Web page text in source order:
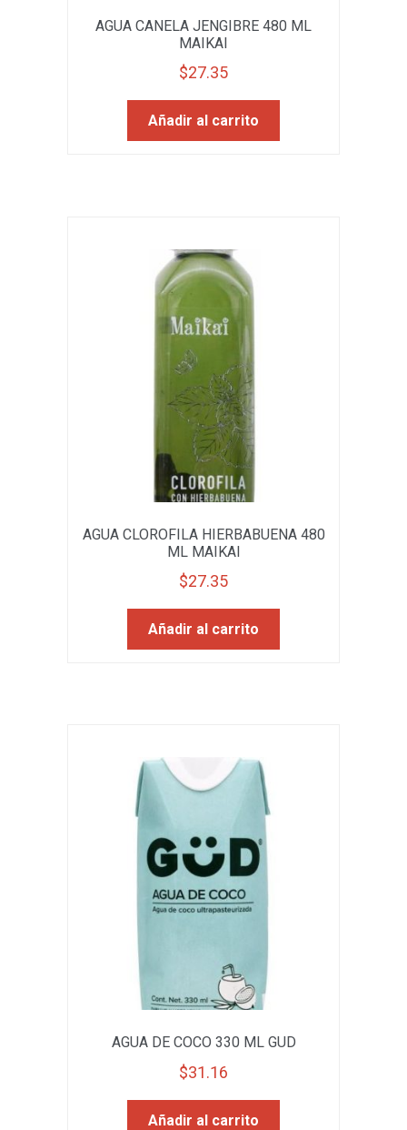
AGUA CANELA JENGIBRE 480 ML
MAIKAI
$27.35
Añadir al carrito
AGUA CLOROFILA HIERBABUENA 480
ML MAIKAI
$27.35
Añadir al carrito
AGUA DE COCO 330 ML GUD
$31.16
Añadir al carrito